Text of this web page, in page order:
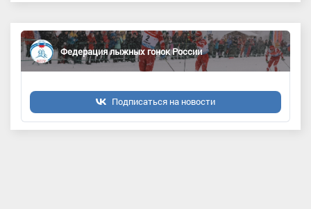
Федерация лыжных гонок России
Подписаться на новости